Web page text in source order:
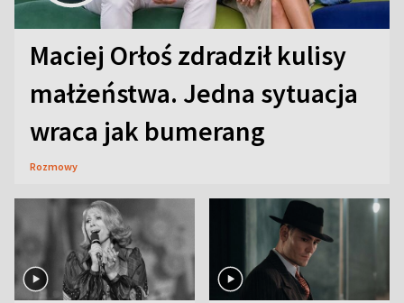
Maciej Orłoś zdradził kulisy
małżeństwa. Jedna sytuacja
wraca jak bumerang
Rozmowy